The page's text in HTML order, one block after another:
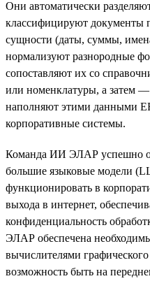
Они автоматически
классифицируют документы
сущности (даты, суммы,
нормализуют разнородные
сопоставляют их со
или номенклатуры, а затем
наполняют этими данными
корпоративные системы.
Команда ИИ ЭЛАР успешно
большие языковые модели
функционировать в
выхода в интернет,
конфиденциальность
ЭЛАР обеспечена
вычислителями
возможность быть на